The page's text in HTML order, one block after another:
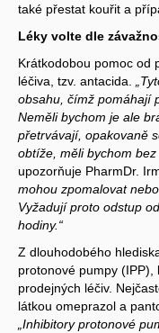
také přestat kouřit a
Léky volte dle
Krátkodobou pomoc od
léčiva, tzv. antacida.
obsahu, čímž pomáhají
Neměli bychom je ale
přetrvávají, opakovaně
obtíže, měli bychom
upozorňuje PharmDr.
mohou zpomalovat
Vyžadují proto odstup
hodiny.“
Z dlouhodobého
protonové pumpy
prodejných léčiv.
látkou omeprazol a
„Inhibitory protonové